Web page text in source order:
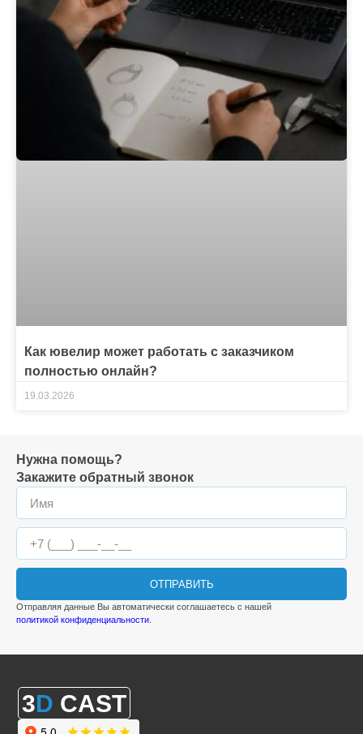
Как ювелир может работать с заказчиком
полностью онлайн?
19.03.2026
Нужна помощь?
Закажите обратный звонок
ОТПРАВИТЬ
Отправляя данные Вы автоматически соглашаетесь с нашей
политикой конфиденциальности
3D CAST